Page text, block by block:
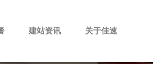
建站资讯 关于佳速